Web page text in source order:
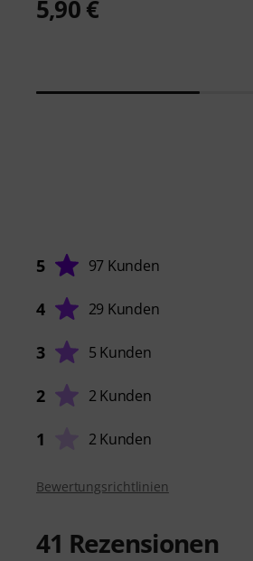
5,90 €
5 97 Kunden
4 29 Kunden
3 5 Kunden
2 2 Kunden
1 2 Kunden
Bewertungsrichtlinien
41 Rezensionen